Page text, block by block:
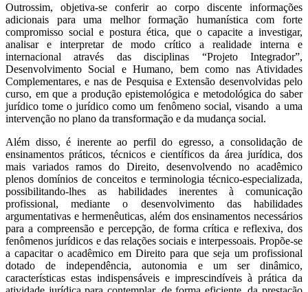
Outrossim, objetiva-se conferir ao corpo discente informações
adicionais para uma melhor formação humanística com forte
compromisso social e postura ética, que o capacite a investigar,
analisar e interpretar de modo crítico a realidade interna e
internacional através das disciplinas “Projeto Integrador”,
Desenvolvimento Social e Humano, bem como nas Atividades
Complementares, e nas de Pesquisa e Extensão desenvolvidas pelo
curso, em que a produção epistemológica e metodológica do saber
jurídico tome o jurídico como um fenômeno social, visando a uma
intervenção no plano da transformação e da mudança social.
Além disso, é inerente ao perfil do egresso, a consolidação de
ensinamentos práticos, técnicos e científicos da área jurídica, dos
mais variados ramos do Direito, desenvolvendo no acadêmico
plenos domínios de conceitos e terminologia técnico-especializada,
possibilitando-lhes as habilidades inerentes à comunicação
profissional, mediante o desenvolvimento das habilidades
argumentativas e hermenêuticas, além dos ensinamentos necessários
para a compreensão e percepção, de forma crítica e reflexiva, dos
fenômenos jurídicos e das relações sociais e interpessoais. Propõe-se
a capacitar o acadêmico em Direito para que seja um profissional
dotado de independência, autonomia e um ser dinâmico,
características estas indispensáveis e imprescindíveis à prática da